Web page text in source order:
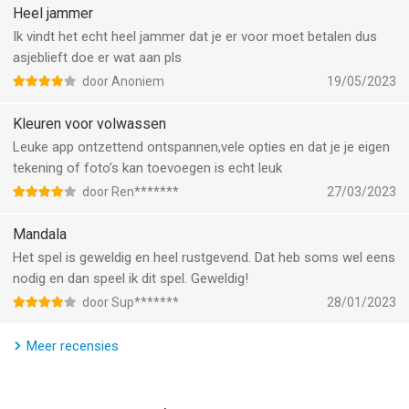
gratis proefperiode zal automatisch worden verlengd naar een
betaald abonnement. U kunt uw abonnement, of gratis
proefperiode, via de instellingen van iTunes annuleren, mits u
dit minimaal 24 uur voor het einde van de gratis proefperiode
van de huidige abonnementsperiode, waarna u wordt
gedowngraded naar de gratis dienst.
* Let op: ieder ongebruikt deel van een gratis proefperiode
(indien aangeboden) komt te vervallen als u een premium-
Voor een volledige toegang tot alle Kleurboek voor mij functies,
moet u toegang toestaan tot het volgende:
* Berichtgeving - zodat u op de hoogte blijft wanneer er nieuwe
of speciale afbeeldingen aan de app worden toegevoegd.
Heel jammer
Ik vindt het echt heel jammer dat je er voor moet betalen dus
asjeblieft doe er wat aan pls
door Anoniem 19/05/2023
Kleuren voor volwassen
Leuke app ontzettend ontspannen,vele opties en dat je je eigen
tekening of foto’s kan toevoegen is echt leuk
door Ren******* 27/03/2023
Mandala
Het spel is geweldig en heel rustgevend. Dat heb soms wel eens
nodig en dan speel ik dit spel. Geweldig!
door Sup******* 28/01/2023
Meer recensies